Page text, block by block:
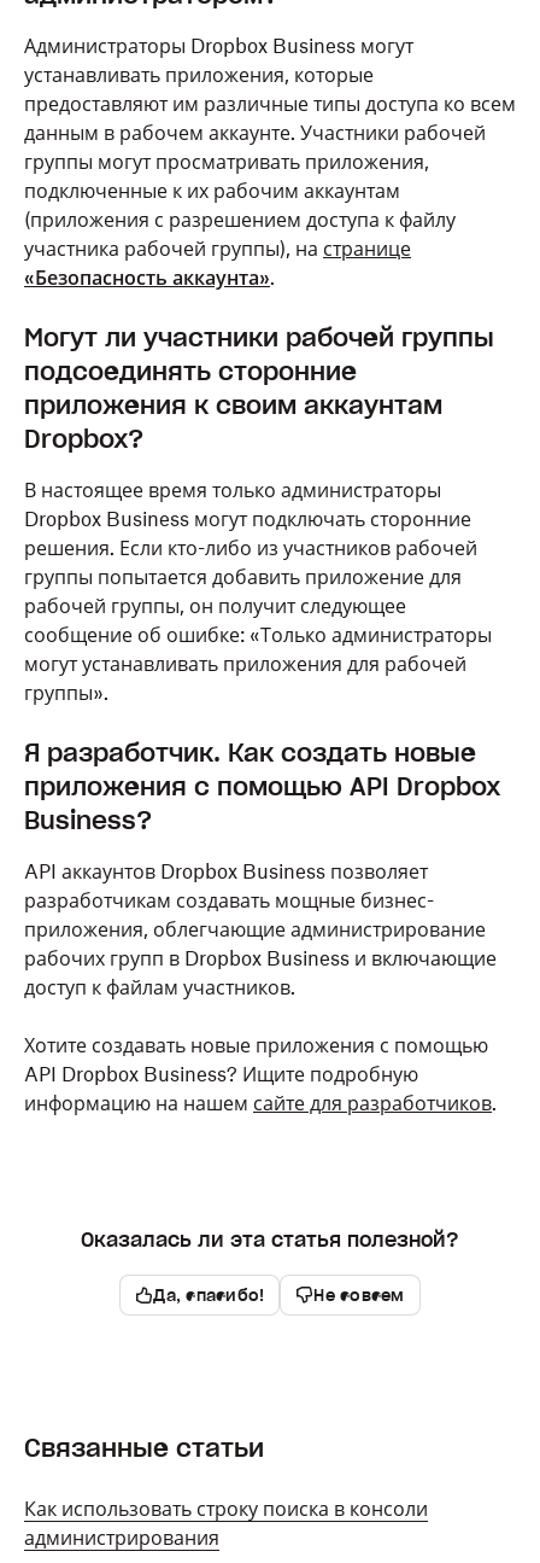
Администраторы Dropbox Business могут
устанавливать приложения, которые
предоставляют им различные типы доступа ко всем
данным в рабочем аккаунте. Участники рабочей
группы могут просматривать приложения,
подключенные к их рабочим аккаунтам
(приложения с разрешением доступа к файлу
участника рабочей группы), на странице
«Безопасность аккаунта».
Могут ли участники рабочей группы
подсоединять сторонние
приложения к своим аккаунтам
Dropbox?
В настоящее время только администраторы
Dropbox Business могут подключать сторонние
решения. Если кто-либо из участников рабочей
группы попытается добавить приложение для
рабочей группы, он получит следующее
сообщение об ошибке: «Только администраторы
могут устанавливать приложения для рабочей
группы».
Я разработчик. Как создать новые
приложения с помощью API Dropbox
Business?
API аккаунтов Dropbox Business позволяет
разработчикам создавать мощные бизнес-
приложения, облегчающие администрирование
рабочих групп в Dropbox Business и включающие
доступ к файлам участников.
Хотите создавать новые приложения с помощью
API Dropbox Business? Ищите подробную
информацию на нашем сайте для разработчиков.
Оказалась ли эта статья полезной?
Да, спасибо! Не совсем
Связанные статьи
Как использовать строку поиска в консоли
администрирования